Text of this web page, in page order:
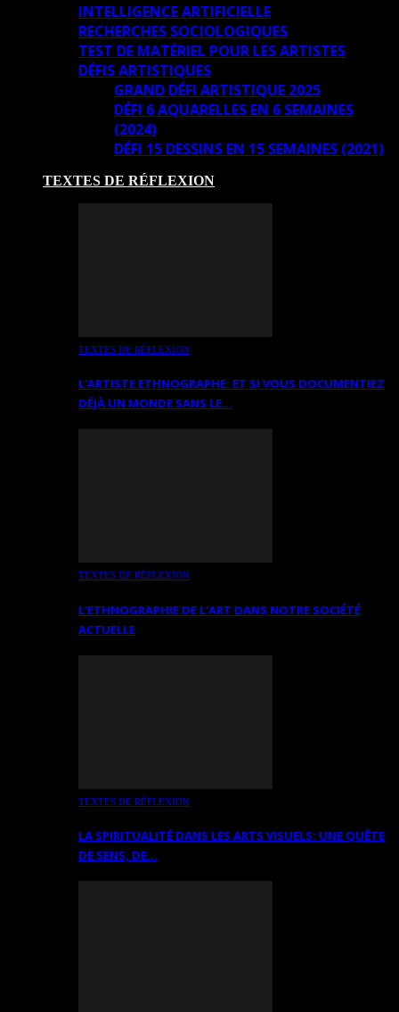
INTELLIGENCE ARTIFICIELLE
RECHERCHES SOCIOLOGIQUES
TEST DE MATÉRIEL POUR LES ARTISTES
DÉFIS ARTISTIQUES
GRAND DÉFI ARTISTIQUE 2025
DÉFI 6 AQUARELLES EN 6 SEMAINES
(2024)
DÉFI 15 DESSINS EN 15 SEMAINES (2021)
TEXTES DE RÉFLEXION
TEXTES DE RÉFLEXION
L’ARTISTE ETHNOGRAPHE: ET SI VOUS DOCUMENTIEZ
DÉJÀ UN MONDE SANS LE…
TEXTES DE RÉFLEXION
L’ETHNOGRAPHIE DE L’ART DANS NOTRE SOCIÉTÉ
ACTUELLE
TEXTES DE RÉFLEXION
LA SPIRITUALITÉ DANS LES ARTS VISUELS: UNE QUÊTE
DE SENS, DE…